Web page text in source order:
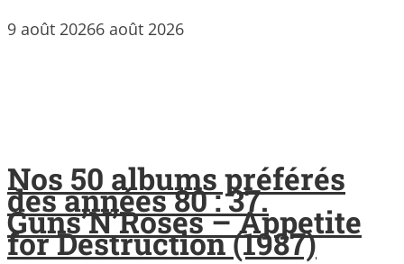
9 août 20266 août 2026
Nos 50 albums préférés
des années 80 : 37.
Guns’N’Roses – Appetite
for Destruction (1987)